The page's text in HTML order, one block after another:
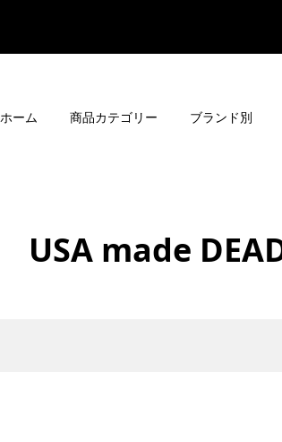
ホーム 商品カテゴリー ブランド別
USA made